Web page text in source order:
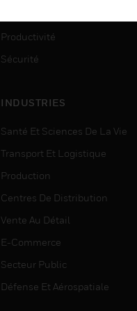
Productivité
Sécurité
INDUSTRIES
Santé Et Sciences De La Vie
Transport Et Logistique
Production
Centres De Distribution
Vente Au Détail
E-Commerce
Secteur Public
Défense Et Aérospatiale